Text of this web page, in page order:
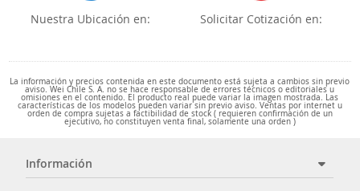
Nuestra Ubicación en: Solicitar Cotización en:
La información y precios contenida en este documento está sujeta a cambios sin previo
aviso. Wei Chile S. A. no se hace responsable de errores técnicos o editoriales u
omisiones en el contenido. El producto real puede variar la imagen mostrada. Las
características de los modelos pueden variar sin previo aviso. Ventas por internet u
orden de compra sujetas a factibilidad de stock ( requieren confirmación de un
ejecutivo, no constituyen venta final, solamente una orden )
Información